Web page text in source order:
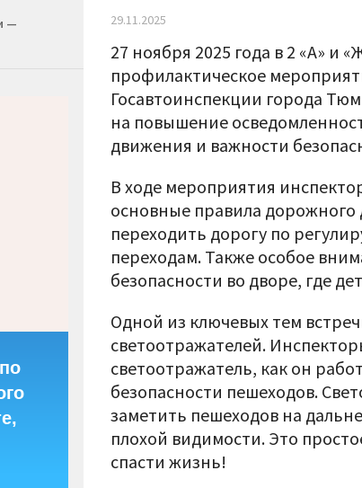
29.11.2025
27 ноября 2025 года в 2 «А» и
профилактическое
Госавтоинспекции города
на повышение
движения и важности
В ходе мероприятия
основные правила
переходить дорогу по
переходам. Также особое
безопасности во дворе, где
Одной из ключевых тем
светоотражателей.
светоотражатель, как он
безопасности пешеходов.
заметить пешеходов на
плохой видимости. Это
спасти жизнь!
—